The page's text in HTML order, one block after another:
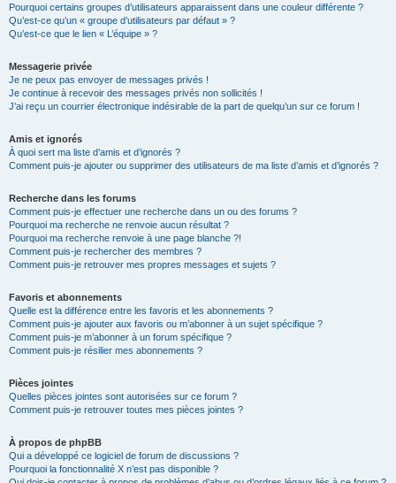
Pourquoi certains groupes d’utilisateurs apparaissent dans une couleur différente ?
Qu’est-ce qu’un « groupe d’utilisateurs par défaut » ?
Qu’est-ce que le lien « L’équipe » ?
Messagerie privée
Je ne peux pas envoyer de messages privés !
Je continue à recevoir des messages privés non sollicités !
J’ai reçu un courrier électronique indésirable de la part de quelqu’un sur ce forum !
Amis et ignorés
À quoi sert ma liste d’amis et d’ignorés ?
Comment puis-je ajouter ou supprimer des utilisateurs de ma liste d’amis et d’ignorés ?
Recherche dans les forums
Comment puis-je effectuer une recherche dans un ou des forums ?
Pourquoi ma recherche ne renvoie aucun résultat ?
Pourquoi ma recherche renvoie à une page blanche ?!
Comment puis-je rechercher des membres ?
Comment puis-je retrouver mes propres messages et sujets ?
Favoris et abonnements
Quelle est la différence entre les favoris et les abonnements ?
Comment puis-je ajouter aux favoris ou m’abonner à un sujet spécifique ?
Comment puis-je m’abonner à un forum spécifique ?
Comment puis-je résilier mes abonnements ?
Pièces jointes
Quelles pièces jointes sont autorisées sur ce forum ?
Comment puis-je retrouver toutes mes pièces jointes ?
À propos de phpBB
Qui a développé ce logiciel de forum de discussions ?
Pourquoi la fonctionnalité X n’est pas disponible ?